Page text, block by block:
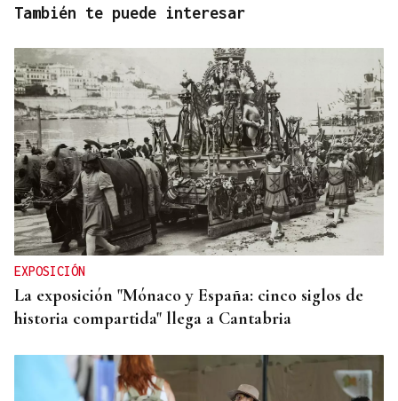
También te puede interesar
EXPOSICIÓN
La exposición "Mónaco y España: cinco siglos de
historia compartida" llega a Cantabria